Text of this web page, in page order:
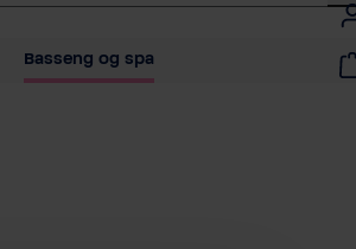
Basseng og spa